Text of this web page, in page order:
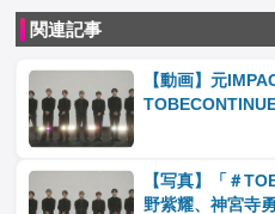
関連記事
【動画】元
【写真】「＃
野紫耀、神宮寺